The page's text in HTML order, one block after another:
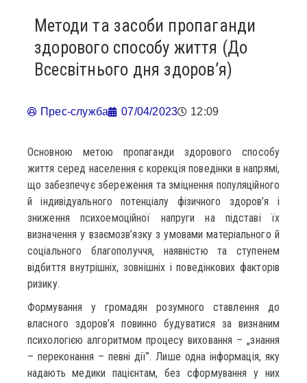
Методи та засоби пропаганди
здорового способу життя (До
Всесвітнього дня здоров’я)
Прес-служба 07/04/2023 12:09
Основною метою пропаганди здорового способу
життя серед населення є корекція поведінки в напрямі,
що забезпечує збереження та зміцнення популяційного
й індивідуального потенціалу фізичного здоров’я і
зниження психоемоційної напруги на підставі їх
визначення у взаємозв’язку з умовами матеріального й
соціального благополуччя, наявністю та ступенем
відбиття внутрішніх, зовнішніх і поведінкових факторів
ризику.
Формування у громадян розумного ставлення до
власного здоров’я повинно будуватися за визнаним
психологією алгоритмом процесу виховання – „знання
– переконання – певні дії”. Лише одна інформація, яку
надають медики пацієнтам, без сформування у них